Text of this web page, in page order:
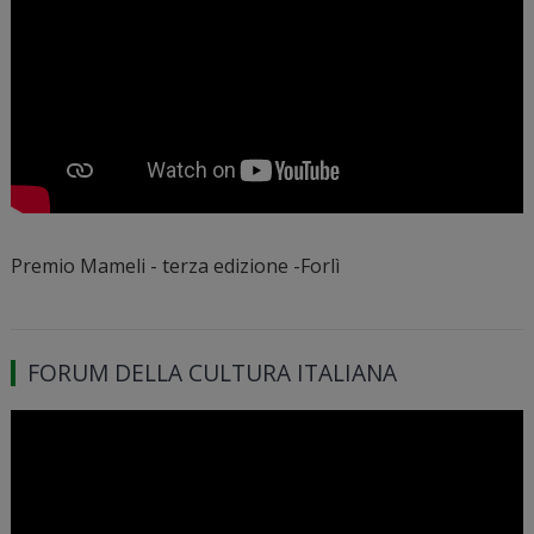
Premio Mameli - terza edizione -Forlì
FORUM DELLA CULTURA ITALIANA